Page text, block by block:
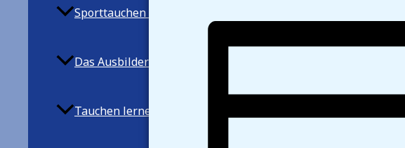
Sporttauchen allgemein
Das Ausbilderteam
Tauchen lernen